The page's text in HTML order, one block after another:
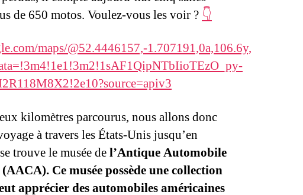
de 650 motos. Voulez-vous les voir ? 👇
maps/@52.4446157,-1.707191,0a,106.6y,
kilomètres parcourus, nous allons donc
à travers les États-Unis jusqu’en
trouve le musée del’Antique Automobile
Ce musée possède une collection
apprécier des automobiles américaines